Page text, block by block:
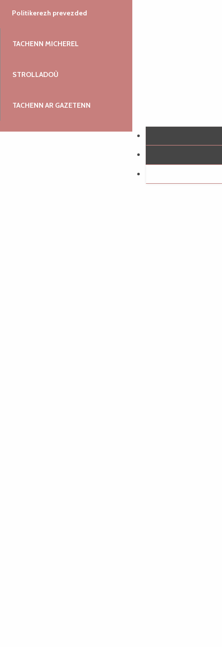
Politikerezh prevezded
TACHENN MICHEREL
STROLLADOÙ
TACHENN AR GAZETENN